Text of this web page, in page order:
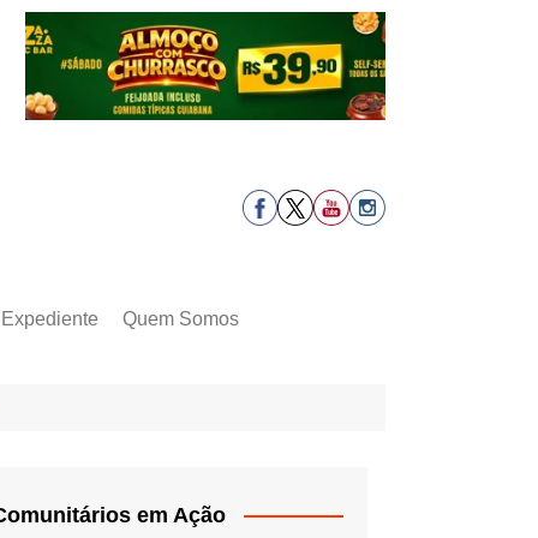
Expediente Quem Somos
em Ação